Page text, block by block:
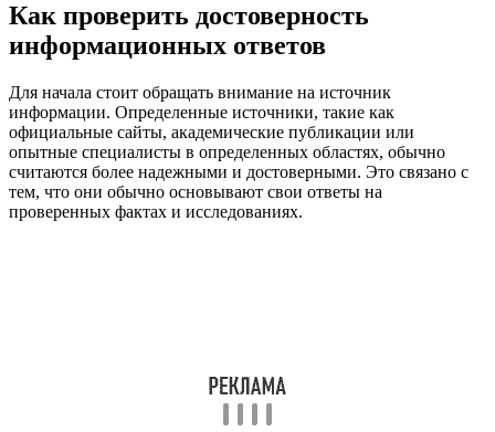
Как проверить достоверность
информационных ответов
Для начала стоит обращать внимание на источник
информации. Определенные источники, такие как
официальные сайты, академические публикации или
опытные специалисты в определенных областях, обычно
считаются более надежными и достоверными. Это связано с
тем, что они обычно основывают свои ответы на
проверенных фактах и исследованиях.